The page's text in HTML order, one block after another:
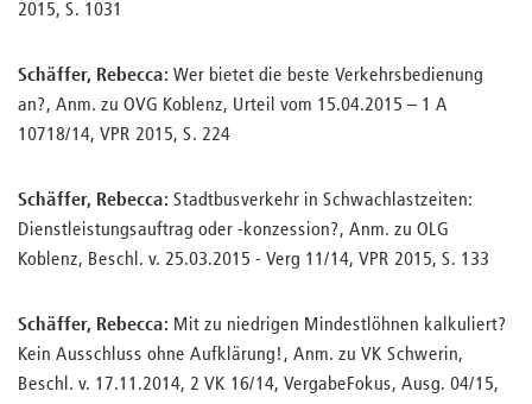
2015, S. 1031
Schäffer, Rebecca: Wer bietet die beste Verkehrsbedienung
an?, Anm. zu OVG Koblenz, Urteil vom 15.04.2015 – 1 A
10718/14​​, VPR 2015, S. 224
Schäffer, Rebecca: Stadtbusverkehr in Schwachlastzeiten:
Dienstleistungsauftrag oder -konzession?, Anm. zu OLG
Koblenz, Beschl. v. 25.03.2015 - Verg 11/14, VPR 2015, S. 133
Schäffer, Rebecca: Mit zu niedrigen Mindestlöhnen kalkuliert?
Kein Ausschluss ohne Aufklärung!, Anm. zu VK Schwerin,
Beschl. v. 17.11.2014, 2 VK 16/14, VergabeFokus, Ausg. 04/15,